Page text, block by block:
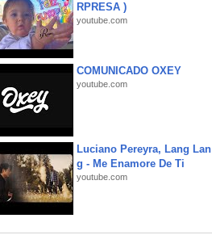
RPRESA )
youtube.com
COMUNICADO OXEY
youtube.com
Luciano Pereyra, Lang Lan
g - Me Enamore De Ti
youtube.com